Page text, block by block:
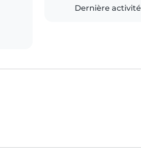
Dernière activité